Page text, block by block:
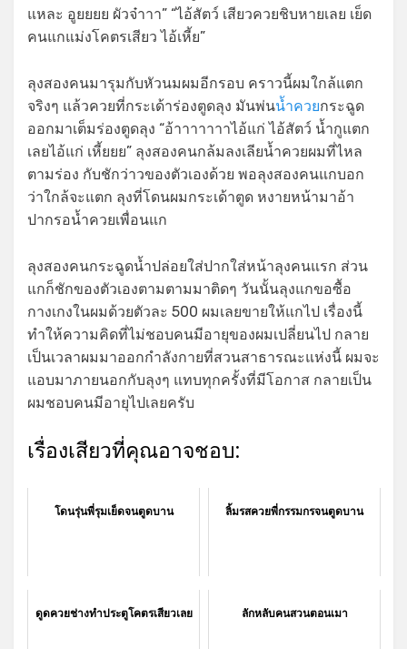
แหละ อูยยยย ผัวจ๋าาา” “ไอ้สัตว์ เสียวควยชิบหายเลย เย็ด
คนแกแม่งโคตรเสียว ไอ้เหี้ย”
ลุงสองคนมารุมกับหัวนมผมอีกรอบ คราวนี้ผมใกล้แตก
จริงๆ แล้วควยที่กระเด้าร่องตูดลุง มันพ่นน้ำควยกระฉูด
ออกมาเต็มร่องตูดลุง “อ้าาาาาาาไอ้แก่ ไอ้สัตว์ น้ำกูแตก
เลยไอ้แก่ เหี้ยยย” ลุงสองคนกล้มลงเลียน้ำควยผมที่ไหล
ตามร่อง กับชักว่าวของตัวเองด้วย พอลุงสองคนแกบอก
ว่าใกล้จะแตก ลุงที่โดนผมกระเด้าตูด หงายหน้ามาอ้า
ปากรอน้ำควยเพื่อนแก
ลุงสองคนกระฉูดน้ำปล่อยใส่ปากใส่หน้าลุงคนแรก ส่วน
แกก็ชักของตัวเองตามตามมาติดๆ วันนั้นลุงแกขอซื้อ
กางเกงในผมด้วยตัวละ 500 ผมเลยขายให้แกไป เรื่องนี้
ทำให้ความคิดที่ไม่ชอบคนมีอายุของผมเปลี่ยนไป กลาย
เป็นเวลาผมมาออกกำลังกายที่สวนสาธารณะแห่งนี้ ผมจะ
แอบมาภายนอกกับลุงๆ แทบทุกครั้งที่มีโอกาส กลายเป็น
ผมชอบคนมีอายุไปเลยครับ
เรื่องเสียวที่คุณอาจชอบ:
โดนรุ่นพี่รุมเย็ดจนตูดบาน ลิ้มรสควยพี่กรรมกรจนตูดบาน
ดูดควยช่างทำประตูโคตรเสียวเลย ลักหลับคนสวนตอนเมา